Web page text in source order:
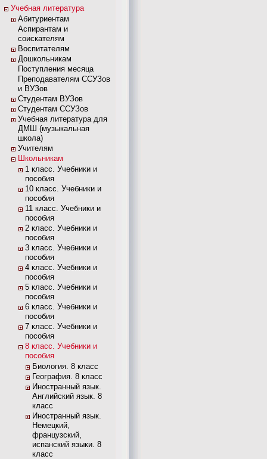
Учебная литература
Абитуриентам
Аспирантам и
соискателям
Воспитателям
Дошкольникам
Поступления месяца
Преподавателям ССУЗов
и ВУЗов
Студентам ВУЗов
Студентам ССУЗов
Учебная литература для
ДМШ (музыкальная
школа)
Учителям
Школьникам
1 класс. Учебники и
пособия
10 класс. Учебники и
пособия
11 класс. Учебники и
пособия
2 класс. Учебники и
пособия
3 класс. Учебники и
пособия
4 класс. Учебники и
пособия
5 класс. Учебники и
пособия
6 класс. Учебники и
пособия
7 класс. Учебники и
пособия
8 класс. Учебники и
пособия
Биология. 8 класс
География. 8 класс
Иностранный язык.
Английский язык. 8
класс
Иностранный язык.
Немецкий,
французский,
испанский языки. 8
класс